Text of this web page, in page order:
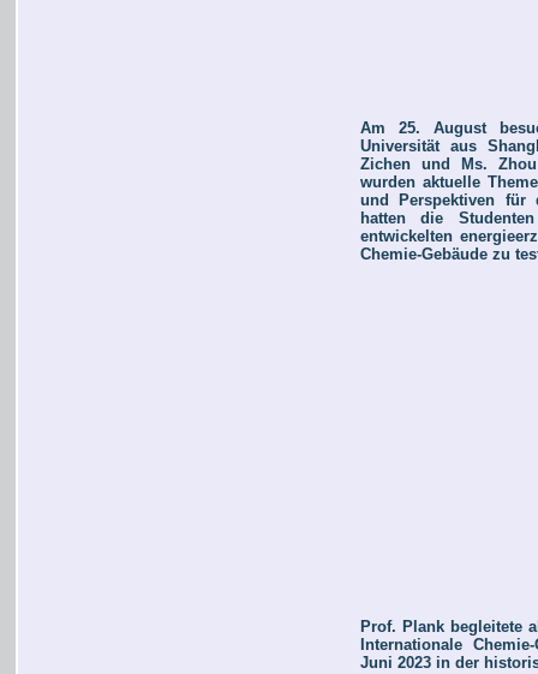
Am 25. August
Universität aus
Zichen und Ms.
wurden aktuelle
und Perspektiven für
hatten die
entwickelten
Chemie-Gebäude zu
Prof. Plank begleitete
Internationale
Juni 2023 in der